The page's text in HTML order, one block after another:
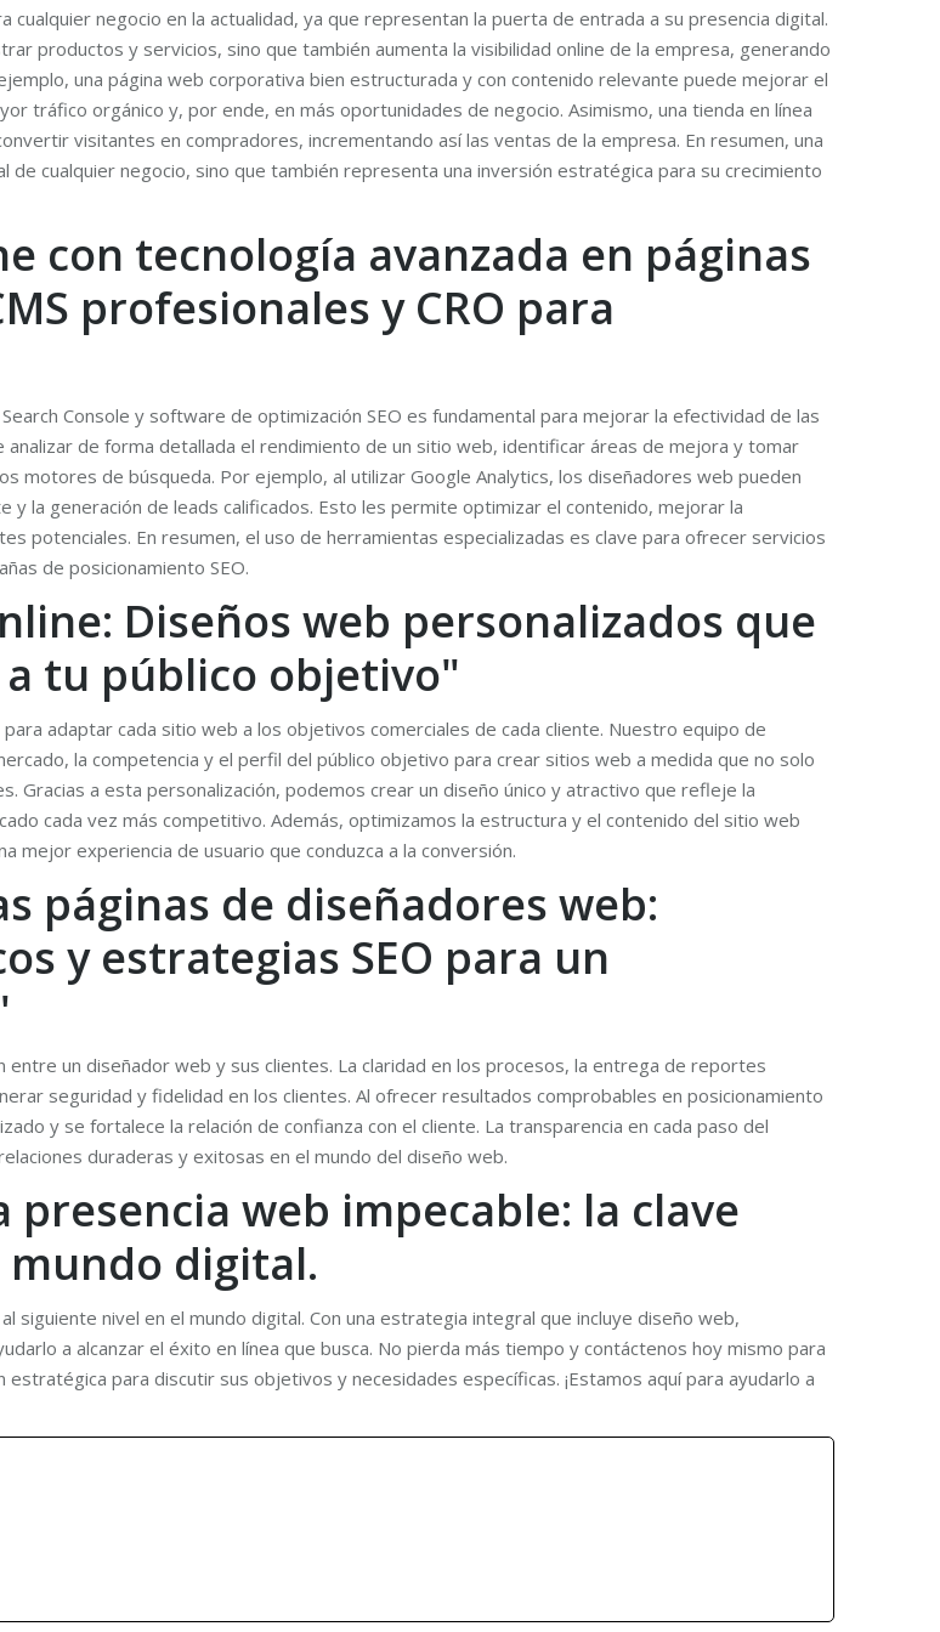
negocio en la actualidad, ya que representan la puerta de entrada a su presencia digital.
productos y servicios, sino que también aumenta la visibilidad online de la empresa, generando
una página web corporativa bien estructurada y con contenido relevante puede mejorar el
tráfico orgánico y, por ende, en más oportunidades de negocio. Asimismo, una tienda en línea
visitantes en compradores, incrementando así las ventas de la empresa. En resumen, una
cualquier negocio, sino que también representa una inversión estratégica para su crecimiento
con tecnología avanzada en páginas
profesionales y CRO para
Console y software de optimización SEO es fundamental para mejorar la efectividad de las
de forma detallada el rendimiento de un sitio web, identificar áreas de mejora y tomar
motores de búsqueda. Por ejemplo, al utilizar Google Analytics, los diseñadores web pueden
la generación de leads calificados. Esto les permite optimizar el contenido, mejorar la
potenciales. En resumen, el uso de herramientas especializadas es clave para ofrecer servicios
de posicionamiento SEO.
Diseños web personalizados que
tu público objetivo"
adaptar cada sitio web a los objetivos comerciales de cada cliente. Nuestro equipo de
la competencia y el perfil del público objetivo para crear sitios web a medida que no solo
a esta personalización, podemos crear un diseño único y atractivo que refleje la
cada vez más competitivo. Además, optimizamos la estructura y el contenido del sitio web
mejor experiencia de usuario que conduzca a la conversión.
páginas de diseñadores web:
y estrategias SEO para un
entre un diseñador web y sus clientes. La claridad en los procesos, la entrega de reportes
seguridad y fidelidad en los clientes. Al ofrecer resultados comprobables en posicionamiento
y se fortalece la relación de confianza con el cliente. La transparencia en cada paso del
duraderas y exitosas en el mundo del diseño web.
web impecable: la clave
mundo digital.
nivel en el mundo digital. Con una estrategia integral que incluye diseño web,
a alcanzar el éxito en línea que busca. No pierda más tiempo y contáctenos hoy mismo para
para discutir sus objetivos y necesidades específicas. ¡Estamos aquí para ayudarlo a